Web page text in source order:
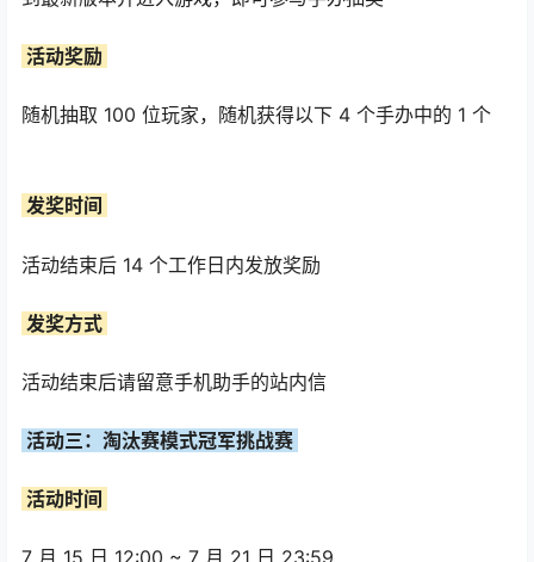
活动奖励
随机抽取 100 位玩家，随机获得以下 4 个手办中的 1 个
发奖时间
活动结束后 14 个工作日内发放奖励
发奖方式
活动结束后请留意手机助手的站内信
活动三：淘汰赛模式冠军挑战赛
活动时间